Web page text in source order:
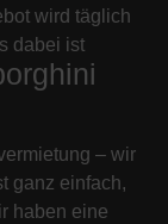
wird täglich
dabei ist
– wir
ganz einfach,
haben eine